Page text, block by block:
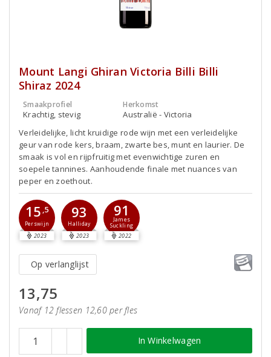
Mount Langi Ghiran Victoria Billi Billi
Shiraz 2024
Smaakprofiel
Krachtig, stevig
Herkomst
Australië - Victoria
Verleidelijke, licht kruidige rode wijn met een verleidelijke
geur van rode kers, braam, zwarte bes, munt en laurier. De
smaak is vol en rijpfruitig met evenwichtige zuren en
soepele tannines. Aanhoudende finale met nuances van
peper en zoethout.
15 ,5
Perswijn
2023
93
Halliday
2023
91
James
Suckling
2022
Op verlanglijst
13,75
Vanaf 12 flessen 12,60 per fles
In Winkelwagen